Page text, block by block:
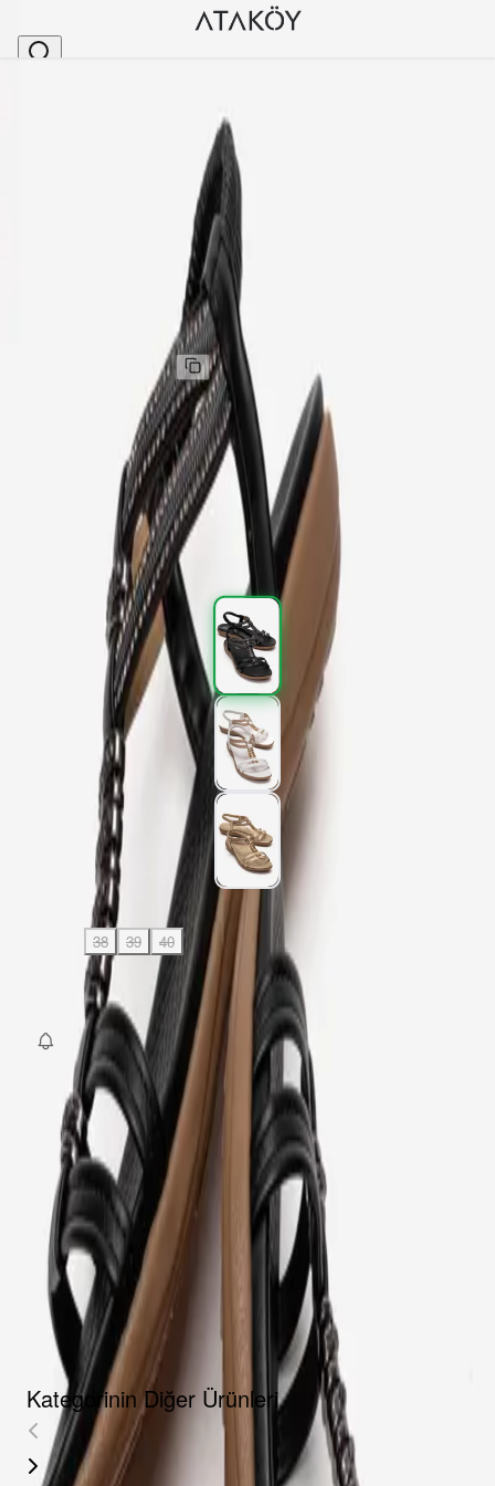
Kadın Taşlı Aksesuarlı Arkası Lastikli Sandalet
GUJ24011-1
Kadın Taşlı Aksesuarlı Arkası Lastikli Sandalet Siyah
Kadın Taşlı Aksesuarlı Arkası Lastikli Sandalet Siyah
Aynı gün kargo
2.397,00 TL3.995,00 TL % 40
2.397,00 TL
3.995,00 TL %40
38 39 40 41
SEPETE EKLE
Fırsat Kombini Componenti Buraya Gelecek
ÜRÜN HAKKINDA
TAKSIT SEÇENEKLERI
YORUMLAR
AKSESUARLAR
Kategorinin Diğer Ürünleri